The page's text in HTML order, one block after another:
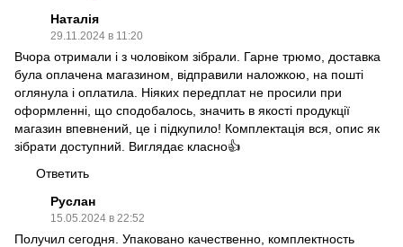
Наталія
29.11.2024 в 11:20
Вчора отримали і з чоловіком зібрали. Гарне трюмо, доставка
була оплачена магазином, відправили наложкою, на пошті
оглянула і оплатила. Ніяких передплат не просили при
оформленні, що сподобалось, значить в якості продукції
магазин впевнений, це і підкупило! Комплектація вся, опис як
зібрати доступний. Виглядає класно👍
Ответить
Руслан
15.05.2024 в 22:52
Получил сегодня. Упаковано качественно, комплектность